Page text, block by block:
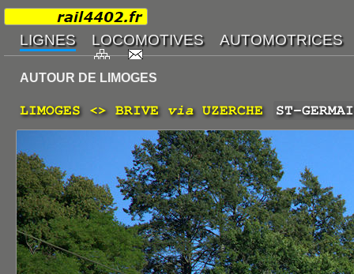
AUTOUR DE LIMOGES
LIMOGES <> BRIVE viaUZERCHE ST-